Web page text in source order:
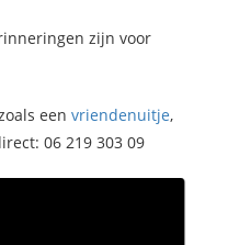
zijn voor
een vriendenuitje,
06 219 303 09